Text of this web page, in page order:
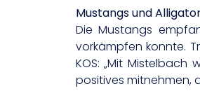
Mustangs und
Die Mustangs
vorkämpfen konnte.
KOS: „Mit
positives mitnehmen,